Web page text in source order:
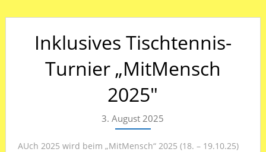
Inklusives Tischtennis-
Turnier „MitMensch
2025″
3. August 2025
AUch 2025 wird beim „MitMensch“ 2025 (18. – 19.10.25)